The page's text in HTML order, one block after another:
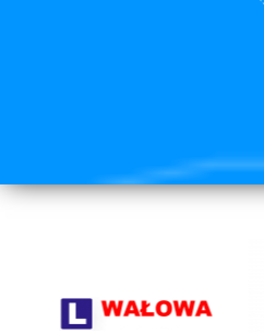
lorem ipsum